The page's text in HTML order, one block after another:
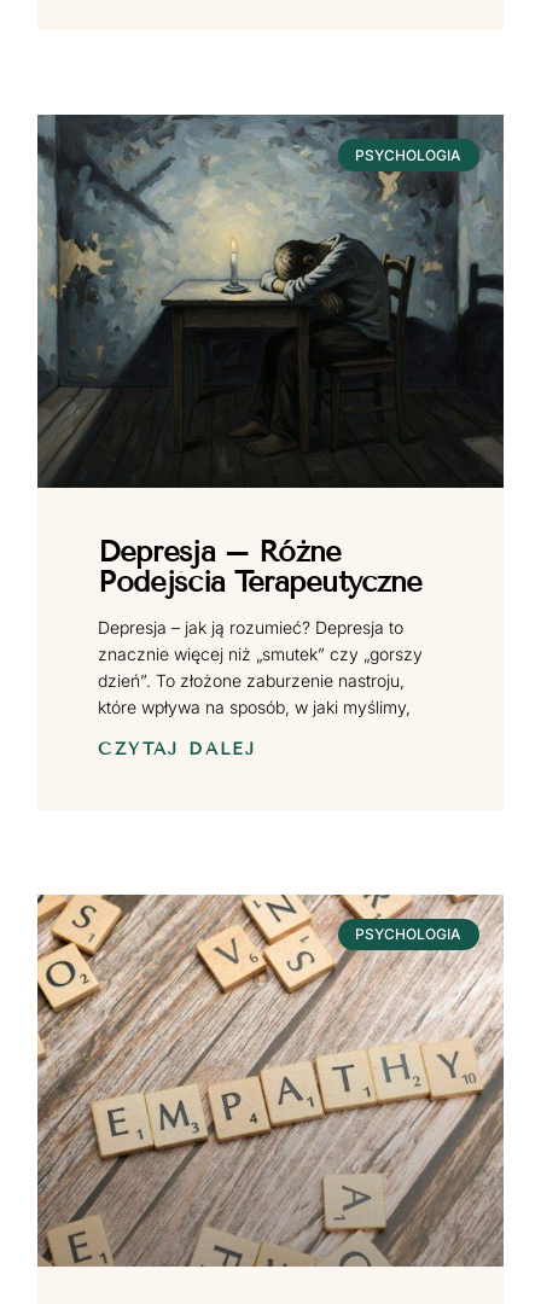
PSYCHOLOGIA
Depresja – Różne
Podejścia Terapeutyczne
Depresja – jak ją rozumieć? Depresja to
znacznie więcej niż „smutek” czy „gorszy
dzień”. To złożone zaburzenie nastroju,
które wpływa na sposób, w jaki myślimy,
CZYTAJ DALEJ
PSYCHOLOGIA